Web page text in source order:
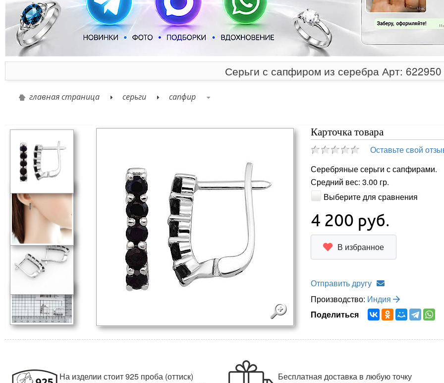
Серьги с сапфиром из серебра Арт: 622950
главная страница серьги сапфир
Карточка товара
Оставьте свой
Серебряные серьги с сапфирами.
Средний вес: 3.00 гр.
Выберите для сравнения
4 200 руб.
В избранное
Отправить другу
Производство: Индия
Поделиться
На изделии стоит 925 проба (оттиск)
Бесплатная доставка в любую точку